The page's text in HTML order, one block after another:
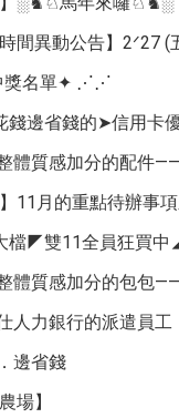
間異動公告】2ᐟ27
獎名單✦ ⋰⋰
錢邊省錢的➤信用卡
體質感加分的配件
11月的重點待辦事
檔◤雙11全員狂買
體質感加分的包包
人力銀行的派遣員
邊省錢
場】